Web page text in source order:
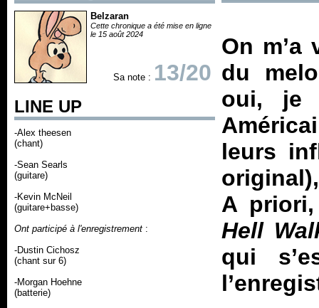
Belzaran
Cette chronique a été mise en ligne
le 15 août 2024
Sa note : 13/20
LINE UP
-Alex theesen
(chant)
-Sean Searls
(guitare)
-Kevin McNeil
(guitare+basse)
Ont participé à l'enregistrement :
-Dustin Cichosz
(chant sur 6)
-Morgan Hoehne
(batterie)
On m’a
du
oui, je
leurs
A
Hell
qui